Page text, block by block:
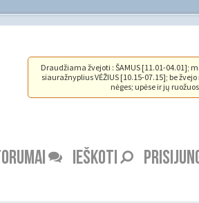
Draudžiama žvejoti : ŠAMUS [11.01-04.01];
siauražnyplius VĖŽIUS [10.15-07.15]; be
nėges; upėse ir jų
IEŠKOTI